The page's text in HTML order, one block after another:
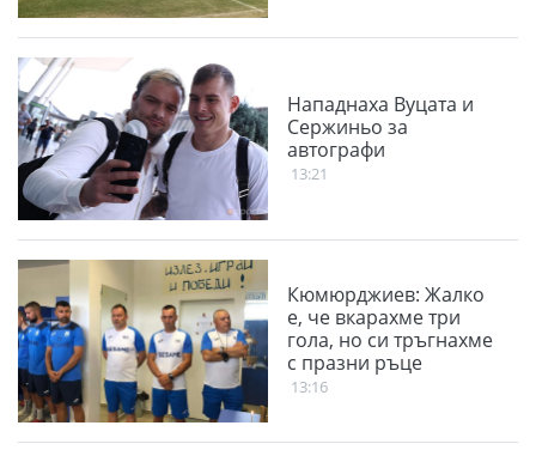
Нападнаха Вуцата и
Сержиньо за
автографи
13:21
Кюмюрджиев: Жалко
е, че вкарахме три
гола, но си тръгнахме
с празни ръце
13:16